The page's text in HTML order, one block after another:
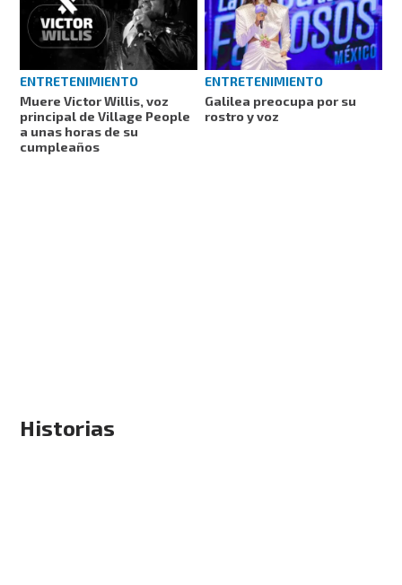
ENTRETENIMIENTO
Muere Victor Willis, voz
principal de Village People
a unas horas de su
cumpleaños
ENTRETENIMIENTO
Galilea preocupa por su
rostro y voz
Historias